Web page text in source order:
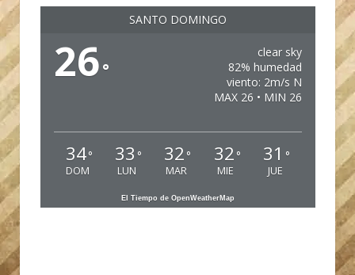
SANTO DOMINGO
26°
clear sky
82% humedad
viento: 2m/s N
MAX 26 • MIN 26
34°
DOM
33 °
LUN
32 °
MAR
32 °
MIE
31 °
JUE
El Tiempo de OpenWeatherMap